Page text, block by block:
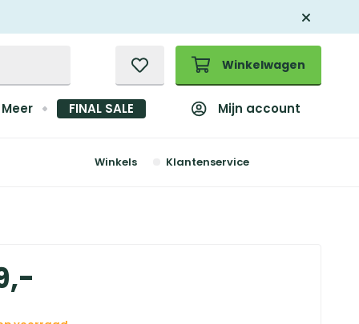
Winkelwagen
Meer FINAL SALE Mijn account
Winkels Klantenservice
,-